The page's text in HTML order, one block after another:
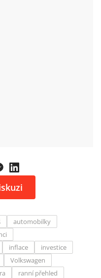
automobilky
inflace
investice
Volkswagen
ranní přehled